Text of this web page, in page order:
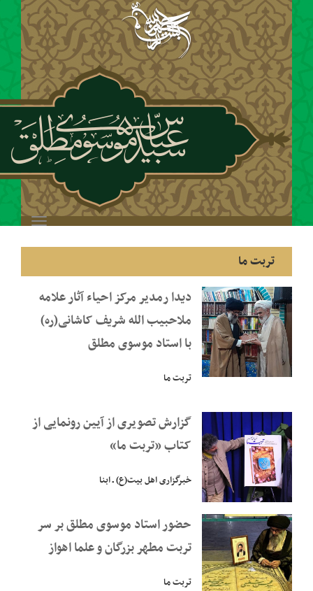
دیدا رمدیر مرکز احیاء آثار علامه
ملاحبیب الله شریف کاشانی(ره)
با استاد موسوی مطلق
تربت ما
گزارش تصویری از آیین رونمایی از
کتاب «تربت ما»
خبرگزاری اهل بیت(ع) ـ ابنا
حضور استاد موسوی مطلق بر سر
تربت مطهر بزرگان و علما اهواز
تربت ما